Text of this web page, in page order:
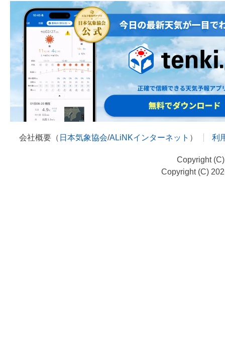
会社概要（ 日本気象協会/ALiNKインターネット ） 利
Copyright
Copyright (C)